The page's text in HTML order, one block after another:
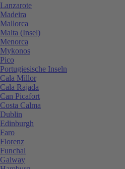
Lanzarote
Madeira
Mallorca
Malta (Insel)
Menorca
Mykonos
Pico
Portugiesische Inseln
Cala Millor
Cala Rajada
Can Picafort
Costa Calma
Dublin
Edinburgh
Faro
Florenz
Funchal
Galway